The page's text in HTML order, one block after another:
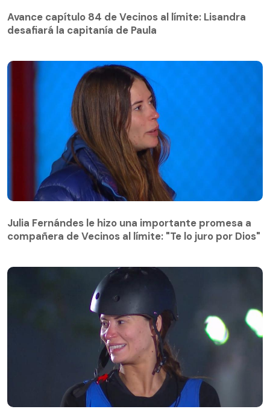
desafiará la capitanía de Paula
Avance capítulo 84 de Vecinos al límite: Lisandra
desafiará la capitanía de Paula
compañera de Vecinos al límite: "Te lo juro por Dios"
Julia Fernándes le hizo una importante promesa a
compañera de Vecinos al límite: "Te lo juro por Dios"